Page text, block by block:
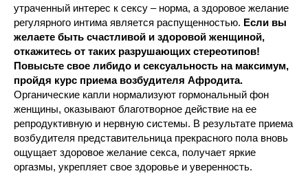
утраченный интерес к сексу – норма, а здоровое желание
регулярного интима является распущенностью. Если вы
желаете быть счастливой и здоровой женщиной,
откажитесь от таких разрушающих стереотипов!
Повысьте свое либидо и сексуальность на максимум,
пройдя курс приема возбудителя Афродита.
Органические капли нормализуют гормональный фон
женщины, оказывают благотворное действие на ее
репродуктивную и нервную системы. В результате приема
возбудителя представительница прекрасного пола вновь
ощущает здоровое желание секса, получает яркие
оргазмы, укрепляет свое здоровье и уверенность.